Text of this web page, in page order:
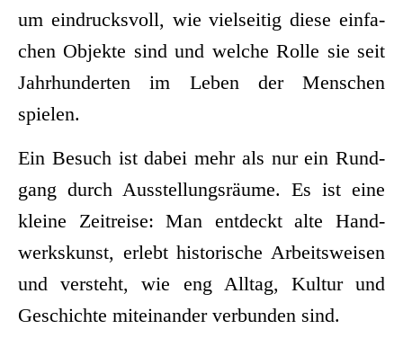
um ein­drucks­voll, wie viel­sei­tig die­se ein­fa­
chen Objek­te sind und wel­che Rol­le sie seit
Jahr­hun­der­ten im Leben der Men­schen
spielen.
Ein Besuch ist dabei mehr als nur ein Rund­
gang durch Aus­stel­lungs­räu­me. Es ist eine
klei­ne Zeit­rei­se: Man ent­deckt alte Hand­
werks­kunst, erlebt his­to­ri­sche Arbeits­wei­sen
und ver­steht, wie eng All­tag, Kul­tur und
Geschich­te mit­ein­an­der ver­bun­den sind.